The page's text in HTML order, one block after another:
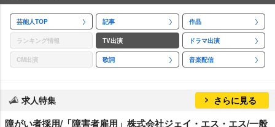
芸能人TOP 記事 作品
ランキング情報 TV出演 ドラマ出演
CM出演 歌詞 音楽配信
求人特集 さらに見る
障がい者採用/「障害者雇用」株式会社ジェイ・エス・エス/一般